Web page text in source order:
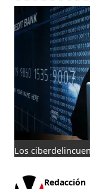
Los
Redacción